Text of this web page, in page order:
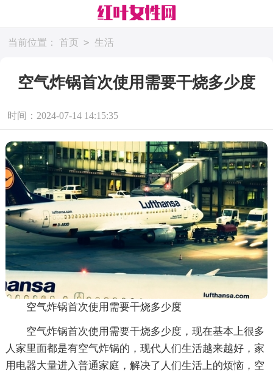
当前位置： 首页 > 生活
空气炸锅首次使用需要干烧多少度
时间：2024-07-14 14:15:35
空气炸锅首次使用需要干烧多少度
空气炸锅首次使用需要干烧多少度，现在基本上很多
人家里面都是有空气炸锅的，现代人们生活越来越好，家
用电器大量进入普通家庭，解决了人们生活上的烦恼，空